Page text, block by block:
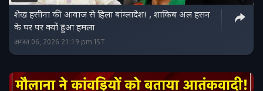
शेख हसीना की आवाज से हिला बांग्लादेश! , शाकिब अल हसन
के घर पर क्यों हुआ हमला
अगस्त 06, 2026 21:19 pm IST